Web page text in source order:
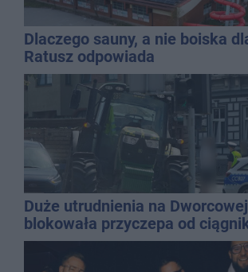
Dlaczego sauny, a nie boiska
Ratusz odpowiada
Duże utrudnienia na
blokowała przyczepa od